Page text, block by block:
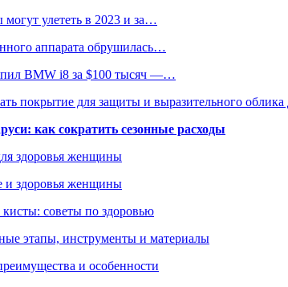
могут улететь в 2023 и за…
аппарата обрушилась…
BMW i8 за $100 тысяч —…
покрытие для защиты и выразительного облика
как сократить сезонные расходы
здоровья женщины
и здоровья женщины
кисты: советы по здоровью
этапы, инструменты и материалы
и особенности